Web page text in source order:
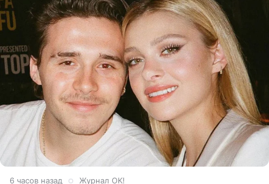
6 часов назад Журнал OK!